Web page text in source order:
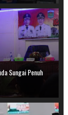
Sungai Penuh